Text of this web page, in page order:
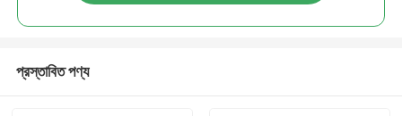
প্রস্তাবিত পণ্য